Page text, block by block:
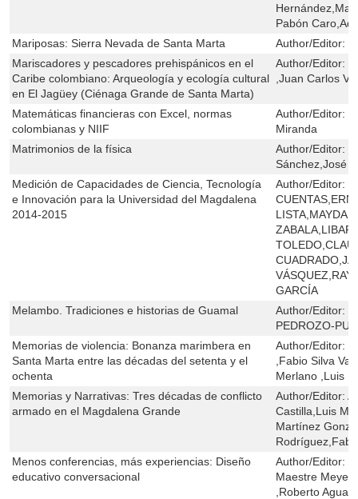
Pabón
Mariposas: Sierra Nevada de Santa Marta
Author/Editor:
Mariscadores y pescadores prehispánicos en el
Caribe colombiano: Arqueología y ecología cultural
en El Jagüey (Ciénaga Grande de Santa Marta)
Author/Editor:
,Juan Carlos
Matemáticas financieras con Excel, normas
colombianas y NIIF
Author/Editor:
Miranda
Matrimonios de la física
Author/Editor:
Sánchez,José
Medición de Capacidades de Ciencia, Tecnología
e Innovación para la Universidad del Magdalena
2014-2015
Author/Editor:
LISTA,MAYDA
VÁSQUEZ,RAY
GARCÍA
Melambo. Tradiciones e historias de Guamal
Author/Editor:
PEDROZO-
Memorias de violencia: Bonanza marimbera en
Santa Marta entre las décadas del setenta y el
ochenta
Author/Editor:
,Fabio Silva
Merlano ,Luis
Memorias y Narrativas: Tres décadas de conflicto
armado en el Magdalena Grande
Author/Editor:
Castilla,Luis
Martínez
Menos conferencias, más experiencias: Diseño
educativo conversacional
Author/Editor:
Maestre Meyer
,Roberto